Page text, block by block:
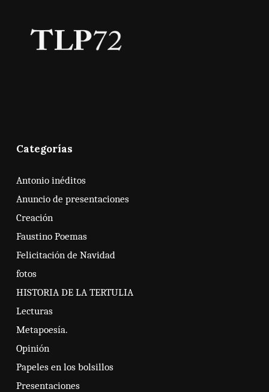
Categorías
Antonio inéditos
Anuncio de presentaciones
Creación
Faustino Poemas
Felicitación de Navidad
fotos
HISTORIA DE LA TERTULIA
Lecturas
Metapoesía.
Opinión
Papeles en los bolsillos
Presentaciones